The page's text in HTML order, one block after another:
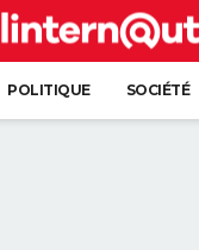
POLITIQUE SOCIÉTÉ